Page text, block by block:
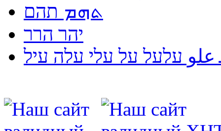
ܬܗܡ תהם
יהר הרר
עלעל על עלי עלה עיל